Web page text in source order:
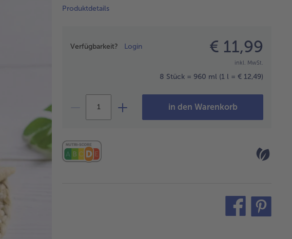
Produktdetails
Verfügbarkeit? Login € 11,99
inkl. MwSt.
8 Stück = 960 ml (1 l = € 12,49)
in den Warenkorb
teilen